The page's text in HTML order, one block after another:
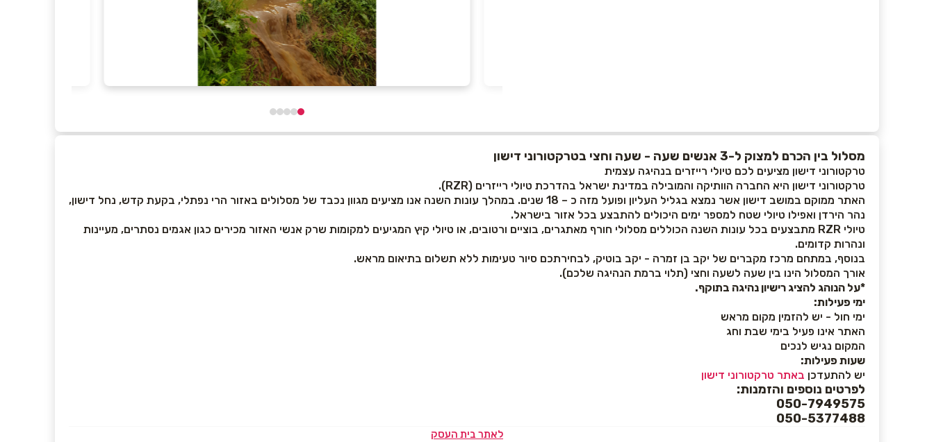
מסלול בין הכרם למצוק ל-3 אנשים שעה - שעה וחצי בטרקטורוני דישון
טרקטורוני דישון מציעים לכם טיולי רייזרים בנהיגה עצמית
טרקטורוני דישון היא החברה הוותיקה והמובילה במדינת ישראל בהדרכת טיולי רייזרים (RZR).
האתר ממוקם במושב דישון אשר נמצא בגליל העליון ופועל מזה כ – 18 שנים. במהלך עונות השנה אנו מציעים מגוון נכבד של מסלולים באזור הרי נפתלי, בקעת קדש, נחל דישון,
נהר הירדן ואפילו טיולי שטח למספר ימים היכולים להתבצע בכל אזור בישראל.
טיולי RZR מתבצעים בכל עונות השנה הכוללים מסלולי חורף מאתגרים, בוציים ורטובים, או טיולי קיץ המגיעים למקומות שרק אנשי האזור מכירים כגון אגמים נסתרים, מעיינות
ונהרות קדומים.
בנוסף, במתחם מרכז מקברים של יקב בן זמרה - יקב בוטיק, לבחירתכם סיור טעימות ללא תשלום בתיאום מראש.
אורך המסלול הינו בין שעה לשעה וחצי (תלוי ברמת הנהיגה שלכם).
*על הנוהג להציג רישיון נהיגה בתוקף.
ימי פעילות:
ימי חול - יש להזמין מקום מראש
האתר אינו פעיל בימי שבת וחג
המקום נגיש לנכים
שעות פעילות:
יש להתעדכן באתר טרקטורוני דישון
לפרטים נוספים והזמנות:
050-7949575
050-5377488
לאתר בית העסק